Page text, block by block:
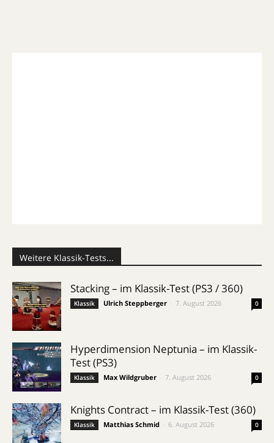
Weitere Klassik-Tests...
Stacking – im Klassik-Test (PS3 / 360)
Klassik Ulrich Steppberger 7. August 2026 0
Hyperdimension Neptunia – im Klassik-
Test (PS3)
Klassik Max Wildgruber 7. August 2026 0
Knights Contract – im Klassik-Test (360)
Klassik Matthias Schmid 6. August 2026 0